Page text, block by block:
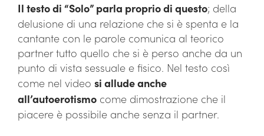
Il testo di “Solo” parla proprio di questo; della
delusione di una relazione che si è spenta e la
cantante con le parole comunica al teorico
partner tutto quello che si è perso anche da un
punto di vista sessuale e fisico. Nel testo così
come nel video si allude anche
all’autoerotismo come dimostrazione che il
piacere è possibile anche senza il partner.